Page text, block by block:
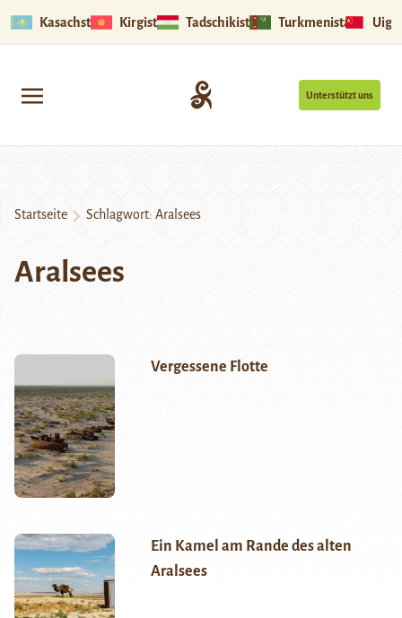
Kasachstan Kirgistan Tadschikistan Turkmenistan
Unterstützt uns
Startseite Schlagwort: Aralsees
Aralsees
Vergessene Flotte
Ein Kamel am Rande des alten
Aralsees